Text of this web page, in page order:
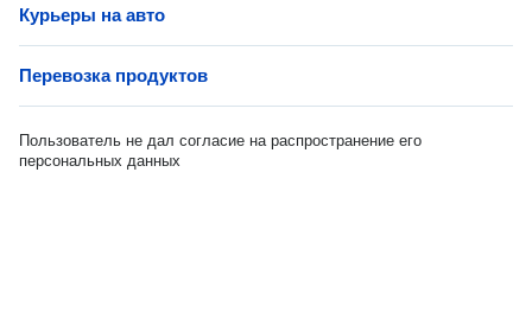
Курьеры на авто
Перевозка продуктов
Пользователь не дал согласие на распространение его
персональных данных